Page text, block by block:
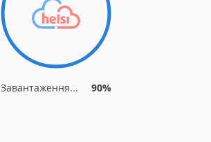
Завантаження... 90%